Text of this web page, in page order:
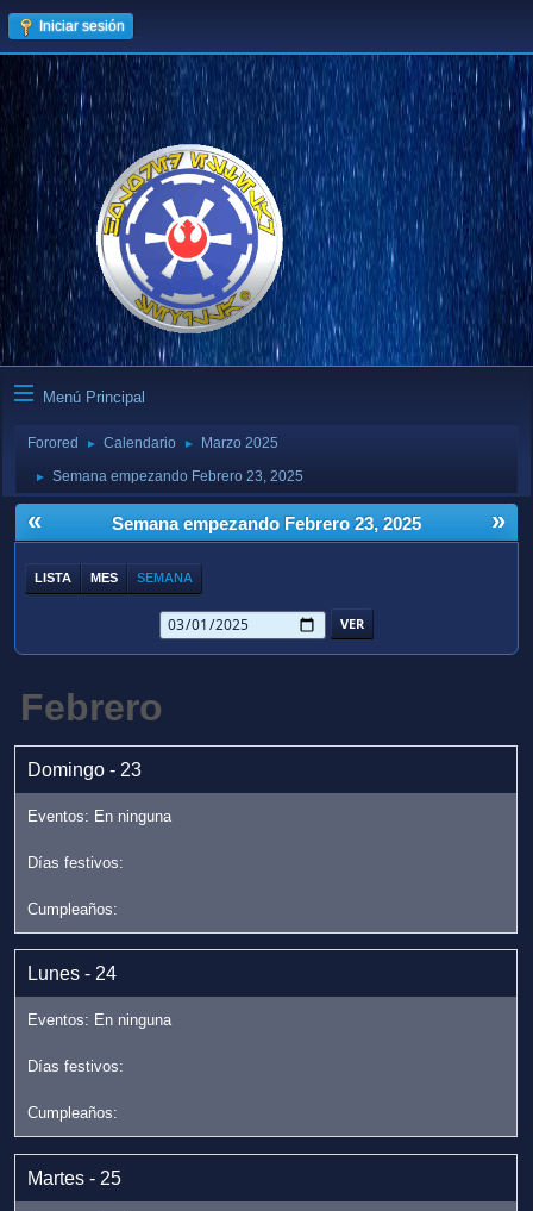
Iniciar sesión
Menú Principal
Forored ► Calendario ► Marzo 2025
► Semana empezando Febrero 23, 2025
« »
Semana empezando Febrero 23, 2025
LISTA MES SEMANA
Febrero
Domingo - 23
Lunes - 24
Martes - 25